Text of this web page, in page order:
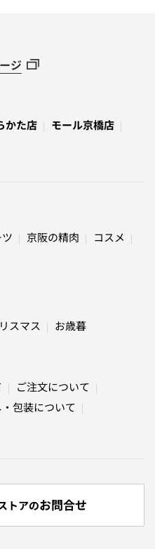
ジ
かた店
モール京橋店
京阪の精肉
コスメ
スマス お歳暮
ご注文について
包装について
トアのお問合せ